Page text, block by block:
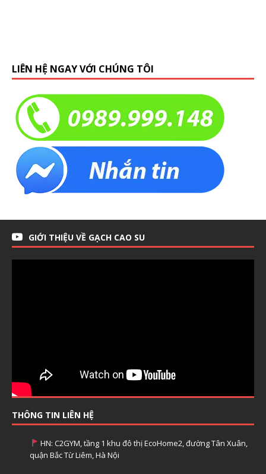
LIÊN HỆ NGAY VỚI CHÚNG TÔI
GIỚI THIỆU VỀ GẠCH CAO SU
THÔNG TIN LIÊN HỆ
HN: C2GYM, tầng 1 khu đô thị EcoHome2, đường Tân Xuân,
quận Bắc Từ Liêm, Hà Nội